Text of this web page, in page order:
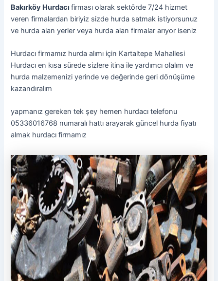
Bakırköy Hurdacıfirması olarak sektörde 7/24 hizmet
veren firmalardan biriyiz sizde hurda satmak istiyorsunuz
ve hurda alan yerler veya hurda alan firmalar arıyor iseniz
Hurdacı firmamız hurda alımı için Kartaltepe Mahallesi
Hurdacı en kısa sürede sizlere itina ile yardımcı olalım ve
hurda malzemenizi yerinde ve değerinde geri dönüşüme
kazandıralım
yapmanız gereken tek şey hemen hurdacı telefonu
05336016768 numaralı hattı arayarak güncel hurda fiyatı
almak hurdacı firmamız